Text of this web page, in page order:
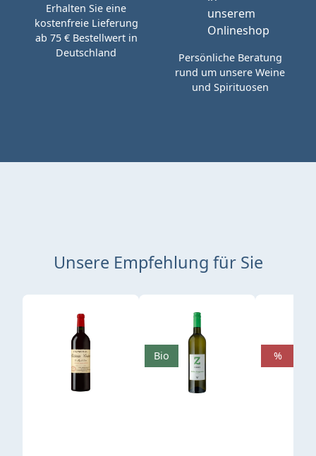
Erhalten Sie eine
kostenfreie Lieferung
ab 75 € Bestellwert in
Deutschland
Persönliche Beratung
rund um unsere Weine
und Spirituosen
Unsere Empfehlung für Sie
Produktgalerie überspringen
Bio %